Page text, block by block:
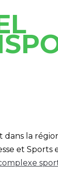
dans la
et Sports